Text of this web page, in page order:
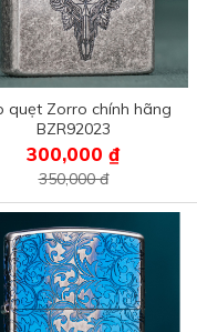
quẹt Zorro chính hãng
BZR92023
300,000 ₫
350,000 đ